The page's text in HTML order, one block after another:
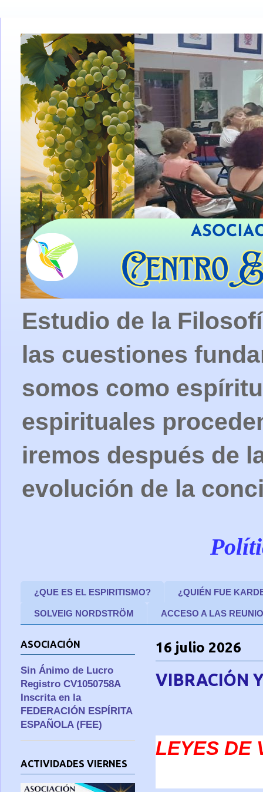
Estudio de la
las cuestiones
somos como
espirituales
iremos después de
evolución de la
¿QUE ES EL ESPIRITISMO? ¿QUIÉN FUE
SOLVEIG NORDSTRÖM ACCESO A LAS
16 julio 2026
VIBRACIÓN
LEYES DE
ASOCIACIÓN
Sin Ánimo de Lucro
Registro CV1050758A
Inscrita en la
FEDERACIÓN ESPÍRITA
ESPAÑOLA (FEE)
ACTIVIDADES VIERNES